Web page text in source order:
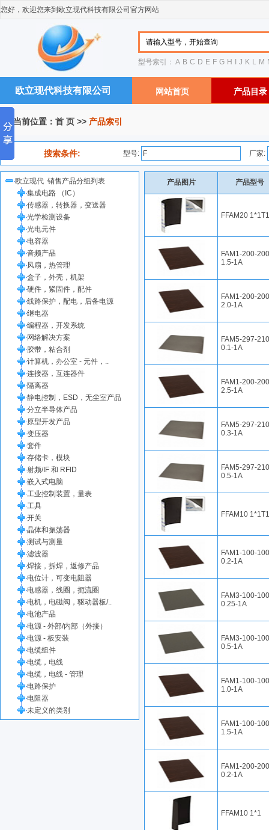
您好，欢迎您来到欧立现代科技有限公司官方网站
型号索引： A B C D E F G H J K L M
欧立现代科技有限公司 网站首页 产品目录
您当前位置： 首 页 >> 产品索引
搜索条件: 型号: 厂家:
产品图片 产品型号
FFAM20 1*1T1
FAM1-200-
1.5-1A
FAM1-200-
2.0-1A
FAM5-297-
0.1-1A
FAM1-200-
2.5-1A
FAM5-297-
0.3-1A
FAM5-297-
0.5-1A
FFAM10 1*1T1
FAM1-100-
0.2-1A
FAM3-100-
0.25-1A
FAM3-100-
0.5-1A
FAM1-100-
1.0-1A
FAM1-100-
1.5-1A
FAM1-200-
0.2-1A
FFAM10 1*1
欧立现代 销售产品分组列表
集成电路 （IC）
传感器，转换器，变送器
光学检测设备
光电元件
电容器
音频产品
风扇，热管理
盒子，外壳，机架
硬件，紧固件，配件
线路保护，配电，后备电源
继电器
编程器，开发系统
网络解决方案
胶带，粘合剂
计算机，办公室 - 元件，..
连接器，互连器件
隔离器
静电控制，ESD，无尘室产品
分立半导体产品
原型开发产品
变压器
套件
存储卡，模块
射频/IF 和 RFID
嵌入式电脑
工业控制装置，量表
工具
开关
晶体和振荡器
测试与测量
滤波器
焊接，拆焊，返修产品
电位计，可变电阻器
电感器，线圈，扼流圈
电机，电磁阀，驱动器板/..
电池产品
电源 - 外部/内部（外接）
电源 - 板安装
电缆组件
电缆，电线
电缆，电线 - 管理
电路保护
电阻器
未定义的类别